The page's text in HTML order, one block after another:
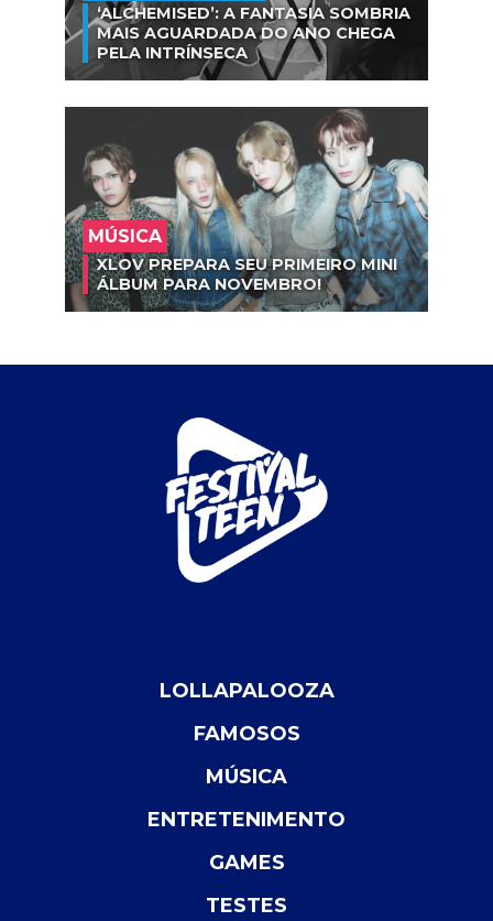
‘ALCHEMISED’: A FANTASIA SOMBRIA
MAIS AGUARDADA DO ANO CHEGA
PELA INTRÍNSECA
MÚSICA
XLOV PREPARA SEU PRIMEIRO MINI
ÁLBUM PARA NOVEMBRO!
LOLLAPALOOZA
FAMOSOS
MÚSICA
ENTRETENIMENTO
GAMES
TESTES